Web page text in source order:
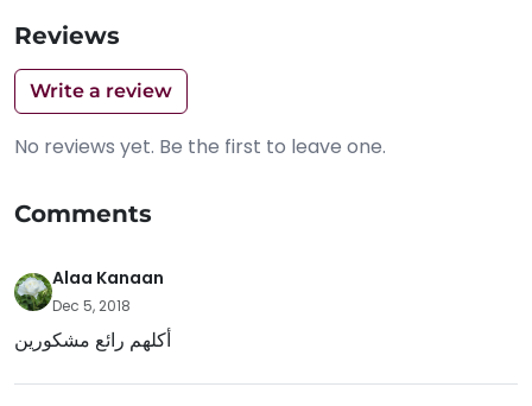
Reviews
Write a review
No reviews yet. Be the first to leave one.
Comments
Alaa Kanaan
Dec 5, 2018
أكلهم رائع مشكورين